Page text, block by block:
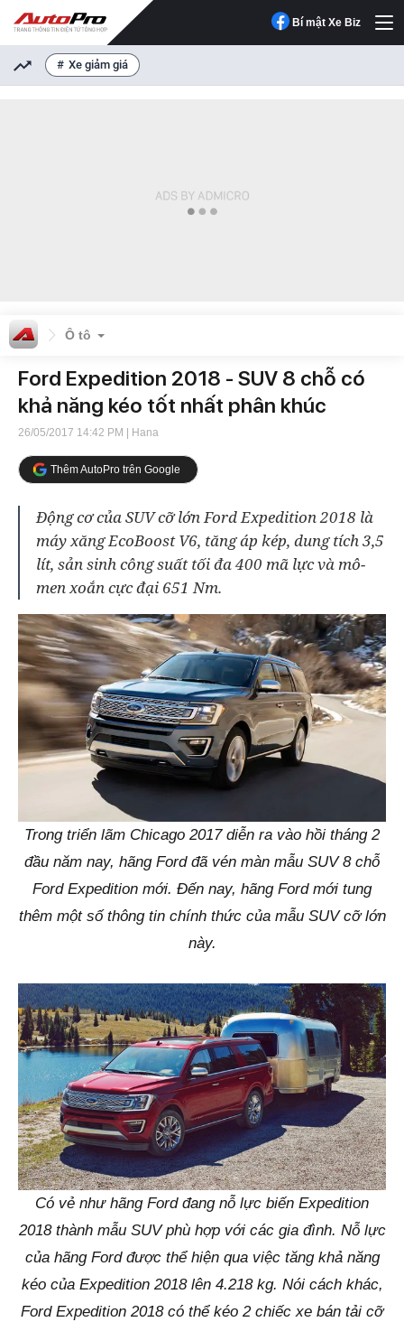
Bí mật Xe Biz
Xe giảm giá
Ô tô
Ford Expedition 2018 - SUV 8 chỗ có
khả năng kéo tốt nhất phân khúc
26/05/2017 14:42 PM | Hana
Thêm AutoPro trên Google
Động cơ của SUV cỡ lớn Ford Expedition 2018 là
máy xăng EcoBoost V6, tăng áp kép, dung tích 3,5
lít, sản sinh công suất tối đa 400 mã lực và mô-
men xoắn cực đại 651 Nm.
Trong triển lãm Chicago 2017 diễn ra vào hồi tháng 2
đầu năm nay, hãng Ford đã vén màn mẫu SUV 8 chỗ
Ford Expedition mới. Đến nay, hãng Ford mới tung
thêm một số thông tin chính thức của mẫu SUV cỡ lớn
này.
Có vẻ như hãng Ford đang nỗ lực biến Expedition
2018 thành mẫu SUV phù hợp với các gia đình. Nỗ lực
của hãng Ford được thể hiện qua việc tăng khả năng
kéo của Expedition 2018 lên 4.218 kg. Nói cách khác,
Ford Expedition 2018 có thể kéo 2 chiếc xe bán tải cỡ